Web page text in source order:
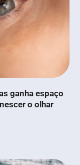
ganha espaço
o olhar